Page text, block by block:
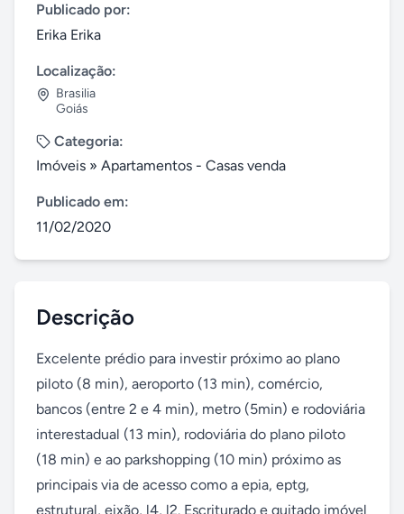
Publicado por:
Erika Erika
Localização:
Brasilia
Goiás
Categoria:
Imóveis » Apartamentos - Casas venda
Publicado em:
11/02/2020
Descrição
Excelente prédio para investir próximo ao plano
piloto (8 min), aeroporto (13 min), comércio,
bancos (entre 2 e 4 min), metro (5min) e rodoviária
interestadual (13 min), rodoviária do plano piloto
(18 min) e ao parkshopping (10 min) próximo as
principais via de acesso como a epia, eptg,
estrutural, eixão, l4, l2. Escriturado e quitado imóvel